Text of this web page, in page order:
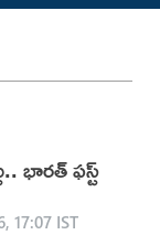
భారత్‌ ఫస్ట్‌
17:07 IST